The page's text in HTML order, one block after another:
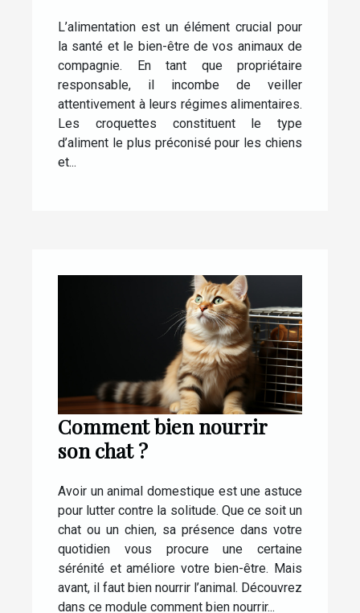
L’alimentation est un élément crucial pour
la santé et le bien-être de vos animaux de
compagnie. En tant que propriétaire
responsable, il incombe de veiller
attentivement à leurs régimes alimentaires.
Les croquettes constituent le type
d’aliment le plus préconisé pour les chiens
et...
Comment bien nourrir
son chat ?
Avoir un animal domestique est une astuce
pour lutter contre la solitude. Que ce soit un
chat ou un chien, sa présence dans votre
quotidien vous procure une certaine
sérénité et améliore votre bien-être. Mais
avant, il faut bien nourrir l’animal. Découvrez
dans ce module comment bien nourrir...